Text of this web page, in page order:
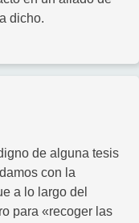
dicho.
de alguna tesis
con la
a lo largo del
para «recoger las